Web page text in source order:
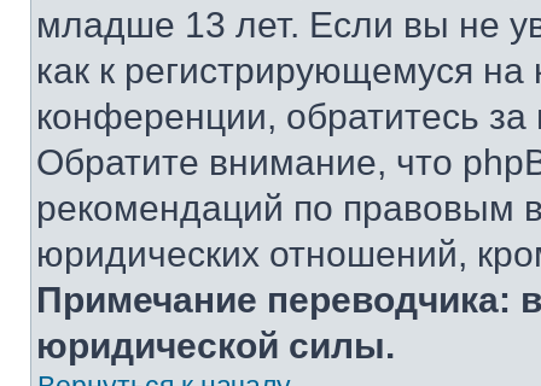
младше 13 лет. Если вы не
как к регистрирующемуся
конференции, обратитесь
Обратите внимание, что
рекомендаций по правовым
юридических отношений,
Примечание переводчика:
юридической силы.